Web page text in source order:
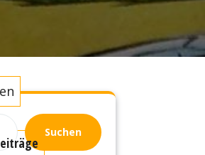
Suchen